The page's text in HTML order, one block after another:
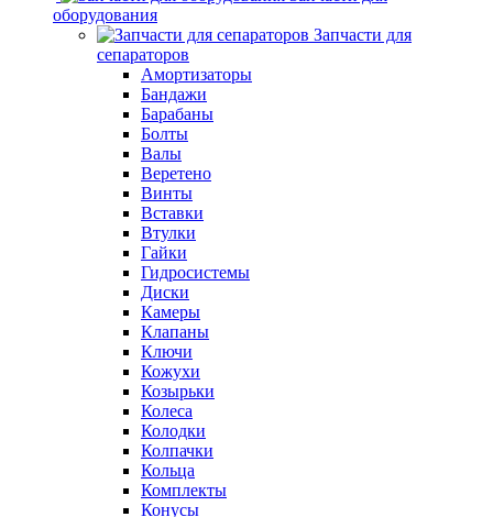
оборудования
Запчасти для
сепараторов
Амортизаторы
Бандажи
Барабаны
Болты
Валы
Веретено
Винты
Вставки
Втулки
Гайки
Гидросистемы
Диски
Камеры
Клапаны
Ключи
Кожухи
Козырьки
Колеса
Колодки
Колпачки
Кольца
Комплекты
Конусы